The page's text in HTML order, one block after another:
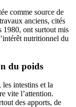
comme source de
anciens, cités
1980, ont surtout mis
nutritionnel du
du poids
intestins et la
vite l’attention.
des apports, de